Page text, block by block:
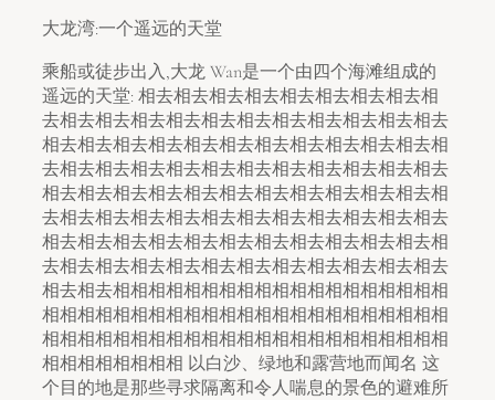
大龙湾:一个遥远的天堂
乘船或徒步出入,大龙 Wan是一个由四个海滩组成的
遥远的天堂: 相去相去相去相去相去相去相去相去相
去相去相去相去相去相去相去相去相去相去相去相去
相去相去相去相去相去相去相去相去相去相去相去相
去相去相去相去相去相去相去相去相去相去相去相去
相去相去相去相去相去相去相去相去相去相去相去相
去相去相去相去相去相去相去相去相去相去相去相去
相去相去相去相去相去相去相去相去相去相去相去相
去相去相去相去相去相去相去相去相去相去相去相去
相去相去相相相相相相相相相相相相相相相相相相相
相相相相相相相相相相相相相相相相相相相相相相相
相相相相相相相相相相相相相相相相相相相相相相相
相相相相相相相相 以白沙、绿地和露营地而闻名 这
个目的地是那些寻求隔离和令人喘息的景色的避难所